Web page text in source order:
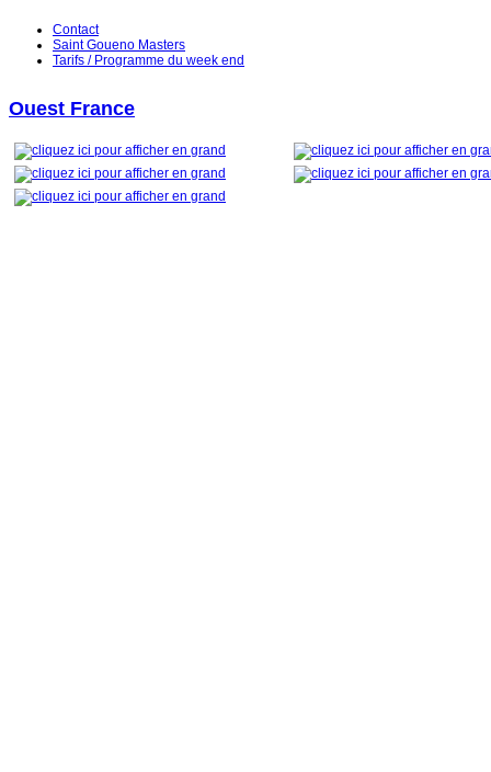
Contact
Saint Goueno Masters
Tarifs / Programme du week end
Ouest France